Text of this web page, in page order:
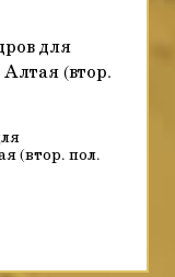
(втор. пол.